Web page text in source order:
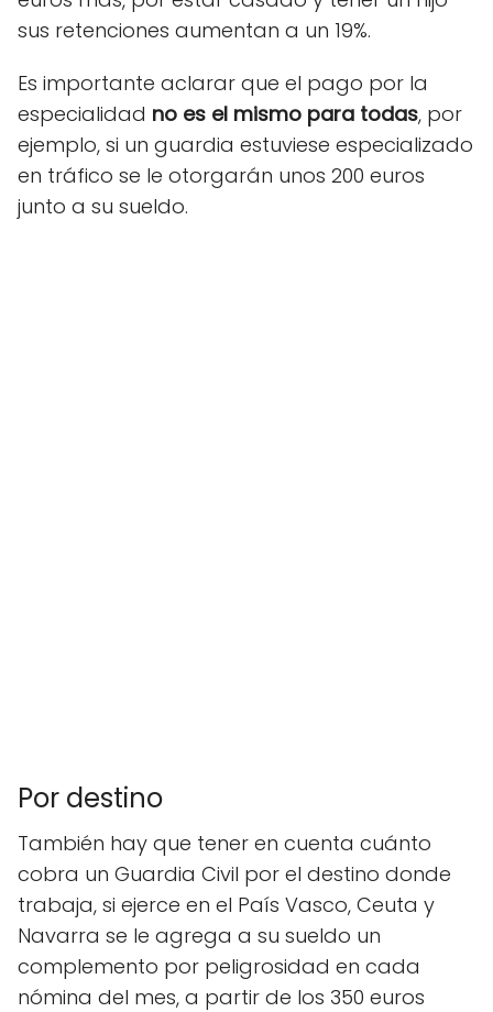
sus retenciones aumentan a un 19%.
Es importante aclarar que el pago por la
especialidad no es el mismo para todas, por
ejemplo, si un guardia estuviese especializado
en tráfico se le otorgarán unos 200 euros
junto a su sueldo.
Por destino
También hay que tener en cuenta cuánto
cobra un Guardia Civil por el destino donde
trabaja, si ejerce en el País Vasco, Ceuta y
Navarra se le agrega a su sueldo un
complemento por peligrosidad en cada
nómina del mes, a partir de los 350 euros